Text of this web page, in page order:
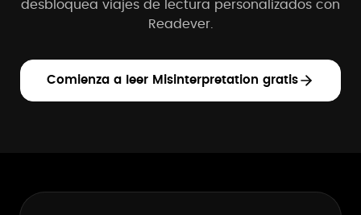
desbloquea viajes de lectura personalizados con
Readever.
Comienza a leer Misinterpretation gratis